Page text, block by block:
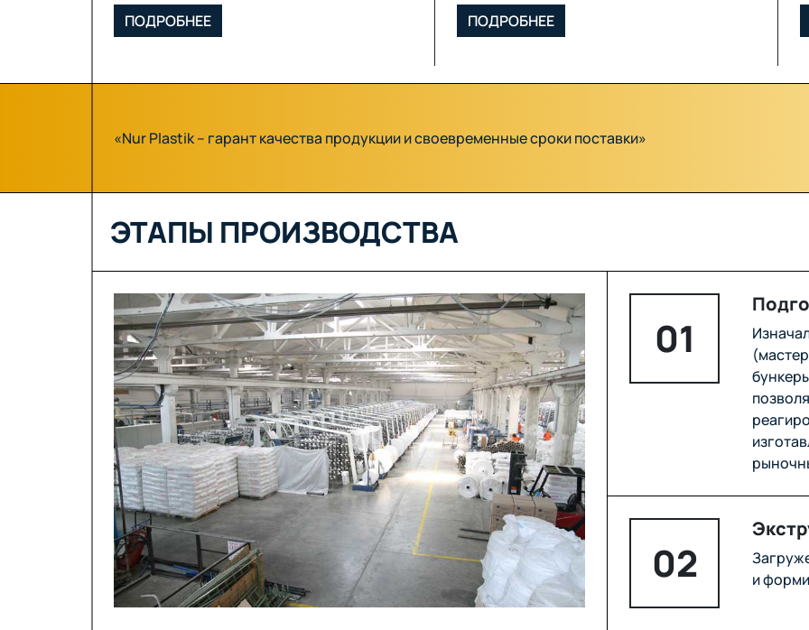
ПОДРОБНЕЕ
ПОДРОБНЕЕ
«Nur Plastik – гарант качества продукции и своевременные сроки поставки»
ЭТАПЫ ПРОИЗВОДСТВА
01
02
и